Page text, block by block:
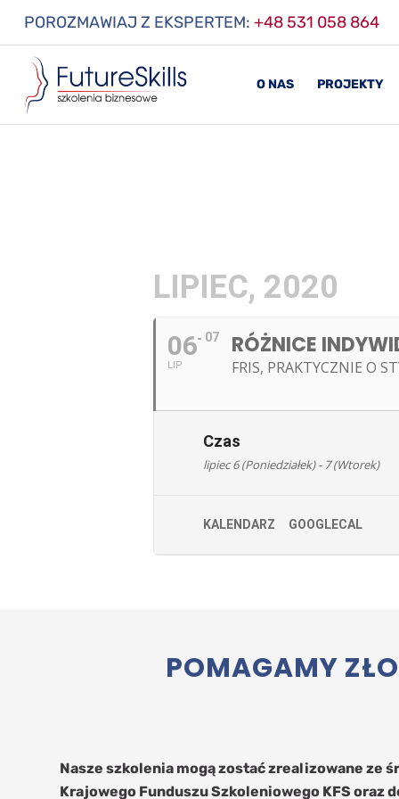
POROZMAWIAJ Z EKSPERTEM: +48 531 058 864
O NAS PROJEKTY
LIPIEC, 2020
06
LIP
07 RÓŻNICE
FRIS, PRAKTYCZNIE O
Czas
lipiec 6 (Poniedziałek) - 7 (Wtorek)
KALENDARZ GOOGLECAL
POMAGAMY
Nasze szkolenia mogą zostać zrealizowane ze
Krajowego Funduszu Szkoleniowego KFS oraz